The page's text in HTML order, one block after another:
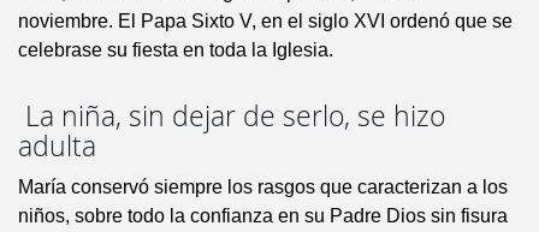
noviembre. El Papa Sixto V, en el siglo XVI ordenó que se
celebrase su fiesta en toda la Iglesia.
La niña, sin dejar de serlo, se hizo
adulta
María conservó siempre los rasgos que caracterizan a los
niños, sobre todo la confianza en su Padre Dios sin fisura